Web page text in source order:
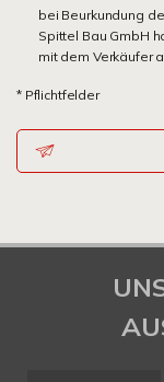
bei Beurkundung
Spittel Bau GmbH
mit dem Verkäufer
* Pflichtfelder